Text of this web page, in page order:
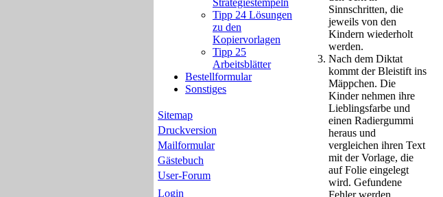
Strategiestempeln
Tipp 24 Lösungen
zu den
Kopiervorlagen
Tipp 25
Arbeitsblätter
Bestellformular
Sonstiges
Sitemap
Druckversion
Mailformular
Gästebuch
User-Forum
Login
Sinnschritten, die
jeweils von den
Kindern wiederholt
werden.
Nach dem Diktat
kommt der Bleistift ins
Mäppchen. Die
Kinder nehmen ihre
Lieblingsfarbe und
einen Radiergummi
heraus und
vergleichen ihren Text
mit der Vorlage, die
auf Folie eingelegt
wird. Gefundene
Fehler werden